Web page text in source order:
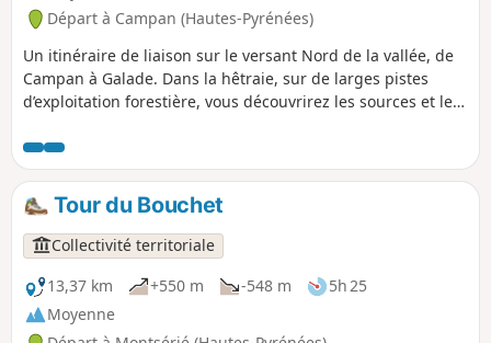
Départ à Campan (Hautes-Pyrénées)
Un itinéraire de liaison sur le versant Nord de la vallée, de
Campan à Galade. Dans la hêtraie, sur de larges pistes
d’exploitation forestière, vous découvrirez les sources et les
mais qui sont aussi capables de crues importantes. De ces
deux derniers hameaux, vous pourrez rejoindre la D935 et
traverser l'Adour pour rejoindre la Camiera deths Ponts et
revenir vers Campan, par l'autre versant de la vallée.
Balisage Jaune, indication de durées intermédiaires.
Tour du Bouchet
Collectivité territoriale
13,37 km
+550 m -548 m
5h 25
Moyenne